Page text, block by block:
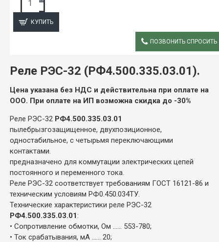
КУПИТЬ
ПОЗВОНИТЬ СПРОСИТЬ
Реле РЭС-32 (РФ4.500.335.03.01).
Цена указана без НДС и действительна при оплате на
ООО. При оплате на ИП возможна скидка до -30%
Реле РЭС-32 РФ4.500.335.03.01
пылебрызгозащищенное, двухпозиционное,
одностабильное, с четырьмя переключающими
контактами.
предназначено для коммутации электрических цепей
постоянного и переменного тока.
Реле РЭС-32 соответствует требованиям ГОСТ 16121-86 и
техническим условиям РФ0.450.034ТУ.
Технические характеристики реле РЭС-32
РФ4.500.335.03.01:
• Сопротивление обмотки, Ом ...... 553-780;
• Ток срабатывания, мА ...... 20;